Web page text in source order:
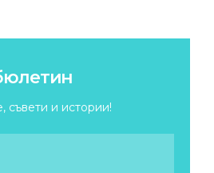
съвети и истории!